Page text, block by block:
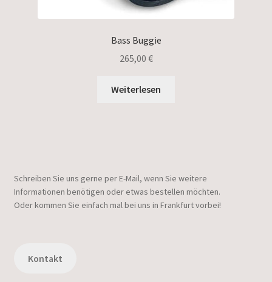
Bass Buggie
265,00 €
Weiterlesen
Schreiben Sie uns gerne per E-Mail, wenn Sie weitere
Informationen benötigen oder etwas bestellen möchten.
Oder kommen Sie einfach mal bei uns in Frankfurt vorbei!
Kontakt